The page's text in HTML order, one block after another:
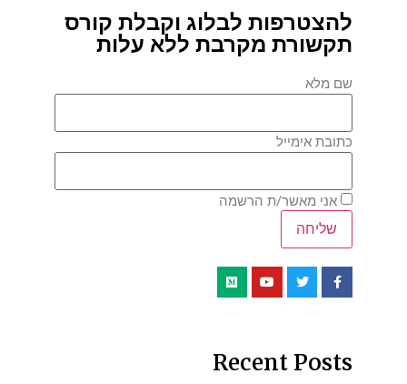
להצטרפות לבלוג וקבלת קורס
תקשורת מקרבת ללא עלות
שם מלא
כתובת אימייל
אני מאשר/ת הרשמה
Recent Posts